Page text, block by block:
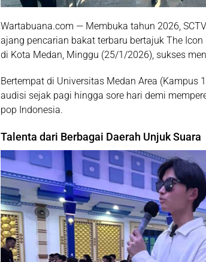
Wartabuana.com — Membuka tahun 2026,
ajang pencarian bakat terbaru bertajuk The Icon
di Kota Medan, Minggu (25/1/2026), sukses
Bertempat di Universitas Medan Area (Kampus
audisi sejak pagi hingga sore hari demi
pop Indonesia.
Talenta dari Berbagai Daerah Unjuk Suara